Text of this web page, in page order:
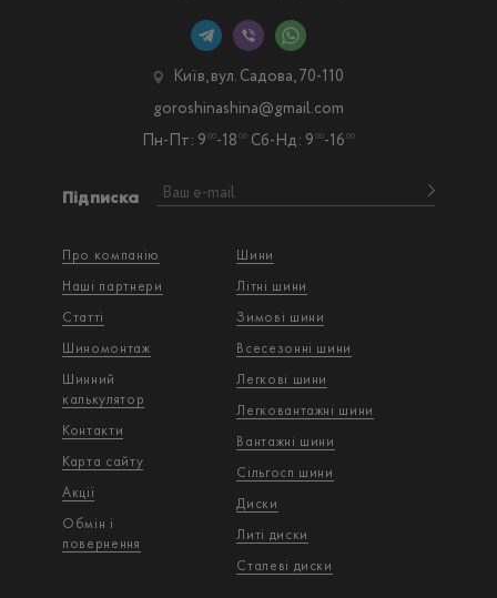
Про компанію
Наші партнери
Статті
Шиномонтаж
Шинний
калькулятор
Контакти
Карта сайту
Акції
Обмін і
повернення
Шини
Літні шини
Зимові шини
Всесезонні шини
Легкові шини
Легковантажнi шини
Вантажнi шини
Сільгосп шини
Диски
Литі диски
Сталеві диски
Підписка
Київ, вул. Садова, 70-110
Пн-Пт: 9 00-18 00 Сб-Нд: 9 00-16 00
goroshinashina@gmail.com